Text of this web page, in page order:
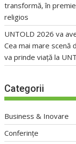
transformă, în
religios
UNTOLD 2026 va
Cea mai mare scenă
va prinde viață la
Categorii
Business & Inovare
Conferințe